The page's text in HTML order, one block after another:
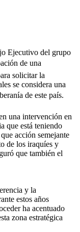
Ejecutivo del grupo
de una
solicitar la
se considera una
de este país.
una intervención en
que está teniendo
acción semejante
de los iraquíes y
que también el
y la
estos años
ha acentuado
zona estratégica